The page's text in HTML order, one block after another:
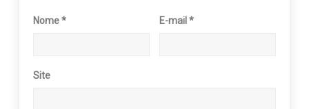
Nome* E-mail*
Site